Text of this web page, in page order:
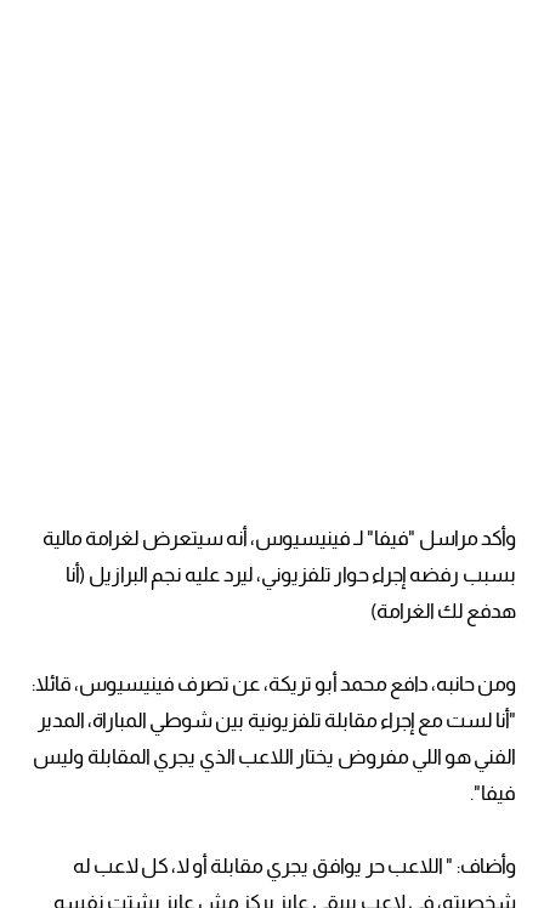
وأكد مراسل "فيفا" لـ فينيسيوس، أنه سيتعرض لغرامة مالية
بسبب رفضه إجراء حوار تلفزيوني، ليرد عليه نجم البرازيل (أنا
هدفع لك الغرامة)
ومن حانبه، دافع محمد أبو تريكة، عن تصرف فينيسيوس، قائلا:
"أنا لست مع إجراء مقابلة تلفزيونية بين شوطي المباراة، المدير
الفني هو اللي مفروض يختار اللاعب الذي يجري المقابلة وليس
فيفا".
وأضاف: " اللاعب حر يوافق يجري مقابلة أو لا، كل لاعب له
شخصيته، في لاعب بيبقى عايز يركز مش عايز يشتت نفسه